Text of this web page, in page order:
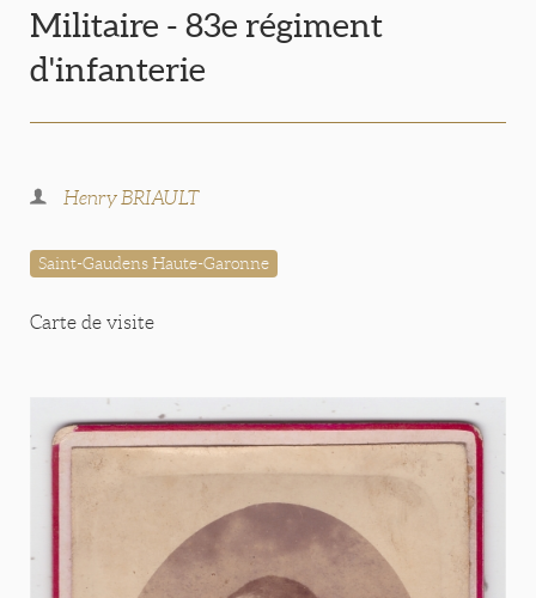
Militaire - 83e régiment
d'infanterie
Henry BRIAULT
Saint-Gaudens Haute-Garonne
Carte de visite